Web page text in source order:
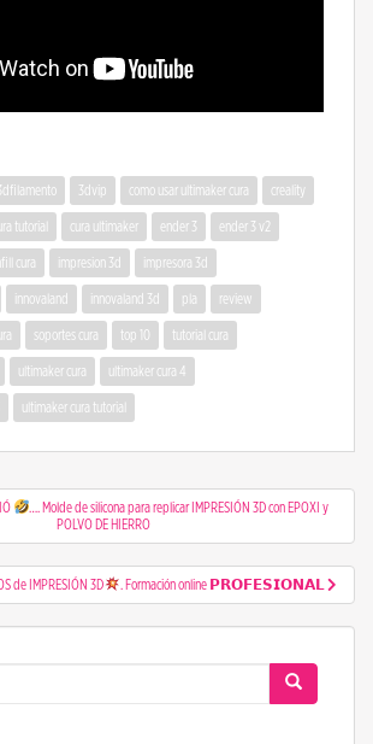
3dvip como usar ultimaker cura creality
tutorial cura ultimaker ender 3 ender 3 v2
cura impresion 3d impresora 3d
innovaland innovaland 3d pla review
soportes cura top 10 tutorial cura
ultimaker cura ultimaker cura 4
ultimaker cura tutorial
entradas
…. Molde de silicona para replicar IMPRESIÓN 3D con EPOXI y
POLVO DE HIERRO
de IMPRESIÓN 3D . Formación online 𝗣𝗥𝗢𝗙𝗘𝗦𝗜𝗢𝗡𝗔𝗟